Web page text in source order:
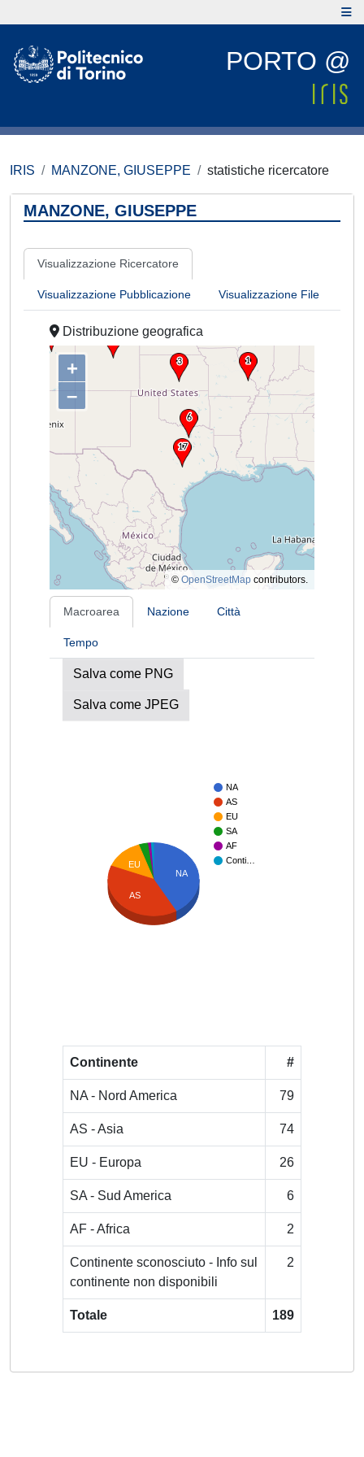
PORTO @
IRIS MANZONE, GIUSEPPE statistiche ricercatore
MANZONE, GIUSEPPE
Visualizzazione Ricercatore
Visualizzazione Pubblicazione Visualizzazione File
Distribuzione geografica
+
–
© OpenStreetMap contributors.
Macroarea Nazione Città
Tempo
Salva come PNG
Salva come JPEG
NA
AS
EU
SA
AF
Conti…
NA
EU
AS
Continente #
NA - Nord America 79
AS - Asia 74
EU - Europa 26
SA - Sud America 6
AF - Africa 2
Continente sconosciuto - Info sul
continente non disponibili
2
Totale 189